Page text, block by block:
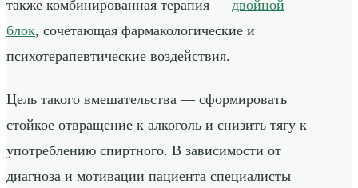
также комбинированная терапия — двойной
блок, сочетающая фармакологические и
психотерапевтические воздействия.
Цель такого вмешательства — сформировать
стойкое отвращение к алкоголь и снизить тягу к
употреблению спиртного. В зависимости от
диагноза и мотивации пациента специалисты